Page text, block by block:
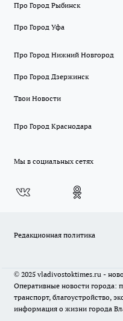
Про Город Рыбинск
Про Город Уфа
Про Город Нижний Новгород
Про Город Дзержинск
Твои Новости
Про Город Краснодара
Мы в социальных сетях
Редакционная политика
© 2025 vladivostoktimes.ru -
Оперативные новости
транспорт, благоустройство,
информация о жизни города